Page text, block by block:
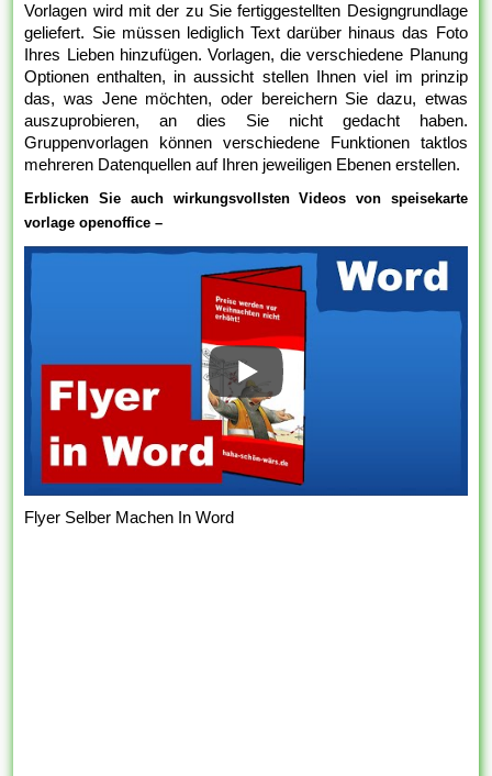
Vorlagen wird mit der zu Sie fertiggestellten Designgrundlage
geliefert. Sie müssen lediglich Text darüber hinaus das Foto
Ihres Lieben hinzufügen. Vorlagen, die verschiedene Planung
Optionen enthalten, in aussicht stellen Ihnen viel im prinzip
das, was Jene möchten, oder bereichern Sie dazu, etwas
auszuprobieren, an dies Sie nicht gedacht haben.
Gruppenvorlagen können verschiedene Funktionen taktlos
mehreren Datenquellen auf Ihren jeweiligen Ebenen erstellen.
Erblicken Sie auch wirkungsvollsten Videos von speisekarte
vorlage openoffice –
Flyer Selber Machen In Word